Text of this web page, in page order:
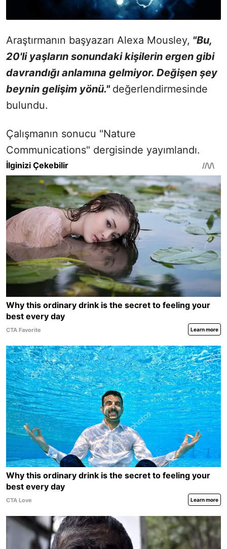
Araştırmanın başyazarı Alexa Mousley, "Bu,
20'li yaşların sonundaki kişilerin ergen gibi
davrandığı anlamına gelmiyor. Değişen şey
beynin gelişim yönü." değerlendirmesinde
bulundu.
Çalışmanın sonucu "Nature
Communications" dergisinde yayımlandı.